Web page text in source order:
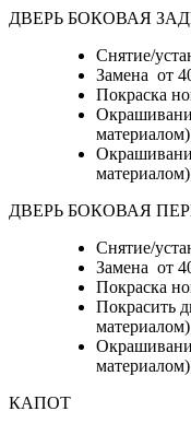
ДВЕРЬ БОКОВАЯ
Снятие/
Замена от
Покраска
ДВЕРЬ БОКОВАЯ
Снятие/
Замена от
Покраска
Покрасить
КАПОТ